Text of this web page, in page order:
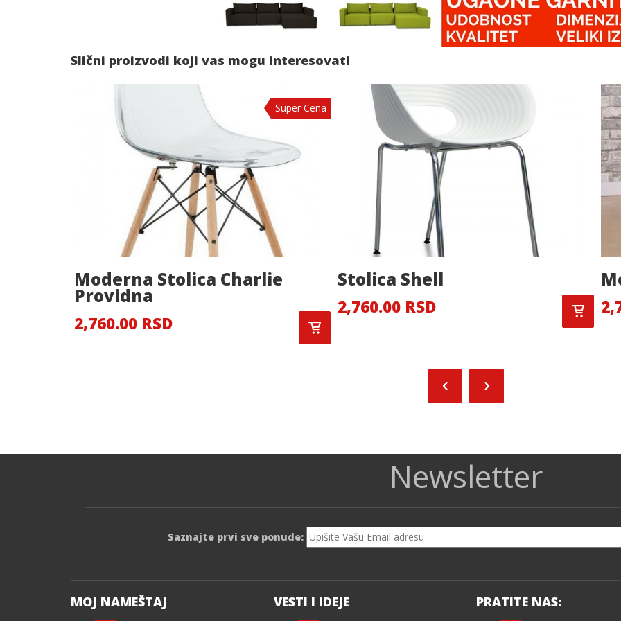
Slični proizvodi koji vas mogu interesovati
Super Cena
Moderna Stolica Charlie
Providna
2,760.00 RSD
Stolica Shell
2,760.00 RSD
Newsletter
Saznajte prvi sve ponude:
MOJ NAMEŠTAJ VESTI I IDEJE PRATITE NAS: